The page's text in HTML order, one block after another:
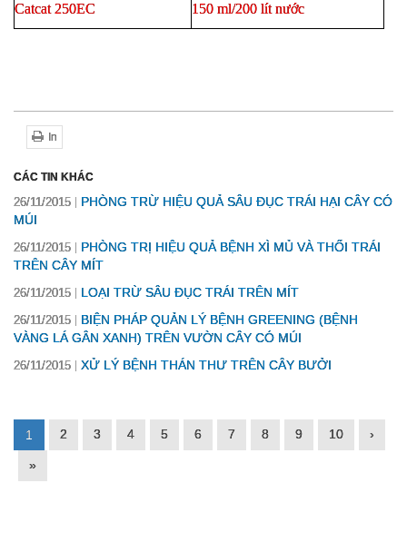
Catcat250EC 150 ml/200 lít nước
In
CÁC TIN KHÁC
26/11/2015
PHÒNG TRỪ HIỆU QUẢ SÂU ĐỤC TRÁI HẠI CÂY CÓ
MÚI
26/11/2015
PHÒNG TRỊ HIỆU QUẢ BỆNH XÌ MỦ VÀ THỐI TRÁI
TRÊN CÂY MÍT
26/11/2015 LOẠI TRỪ SÂU ĐỤC TRÁI TRÊN MÍT
26/11/2015
BIỆN PHÁP QUẢN LÝ BỆNH GREENING (BỆNH
VÀNG LÁ GÂN XANH) TRÊN VƯỜN CÂY CÓ MÚI
26/11/2015 XỬ LÝ BỆNH THÁN THƯ TRÊN CÂY BƯỞI
1 2 3 4 5 6 7 8 9 10 ›
»